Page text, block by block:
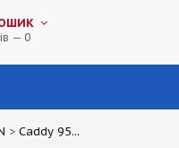
— 0
> Caddy 95...